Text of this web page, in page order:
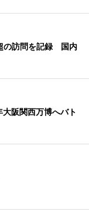
の訪問を記録 国内
阪関西万博へバト